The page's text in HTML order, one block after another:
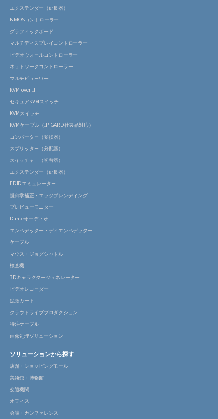
エクステンダー（延長器）
NMOSコントローラー
グラフィックボード
マルチディスプレイコントローラー
ビデオウォールコントローラー
ネットワークコントローラー
マルチビューワー
KVM over IP
セキュアKVMスイッチ
KVMスイッチ
KVMケーブル（IP GARD社製品対応）
コンバーター（変換器）
スプリッター（分配器）
スイッチャー（切替器）
エクステンダー（延長器）
EDIDエミュレーター
幾何学補正・エッジブレンディング
プレビューモニター
Danteオーディオ
エンベデッター・ディエンベデッター
ケーブル
マウス・ジョグシャトル
検査機
3Dキャラクタージェネレーター
ビデオレコーダー
拡張カード
クラウドライブプロダクション
特注ケーブル
画像処理ソリューション
ソリューションから探す
店舗・ショッピングモール
美術館・博物館
交通機関
オフィス
会議・カンファレンス